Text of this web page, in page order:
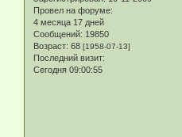
Провел на форуме:
4 месяца 17 дней
Сообщений: 19850
Возраст: 68 [1958-07-13]
Последний визит:
Сегодня 09:00:55